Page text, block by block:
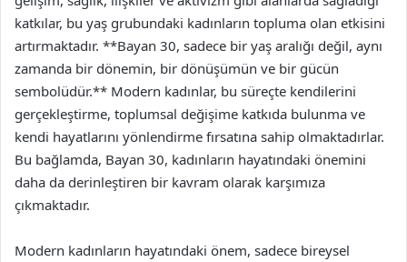
katkılar, bu yaş grubundaki kadınların topluma olan etkisini
artırmaktadır. **Bayan 30, sadece bir yaş aralığı değil, aynı
zamanda bir dönemin, bir dönüşümün ve bir gücün
sembolüdür.** Modern kadınlar, bu süreçte kendilerini
gerçekleştirme, toplumsal değişime katkıda bulunma ve
kendi hayatlarını yönlendirme fırsatına sahip olmaktadırlar.
Bu bağlamda, Bayan 30, kadınların hayatındaki önemini
daha da derinleştiren bir kavram olarak karşımıza
çıkmaktadır.
Modern kadınların hayatındaki önem, sadece bireysel